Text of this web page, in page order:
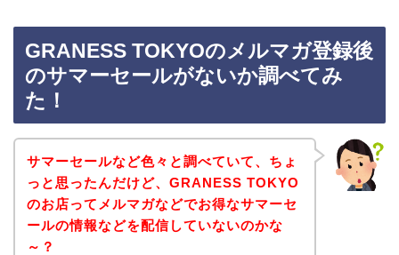
GRANESS TOKYOのメルマガ登録後
のサマーセールがないか調べてみ
た！
サマーセールなど色々と調べていて、ちょ
っと思ったんだけど、GRANESS TOKYO
のお店ってメルマガなどでお得なサマーセ
ールの情報などを配信していないのかな
～？